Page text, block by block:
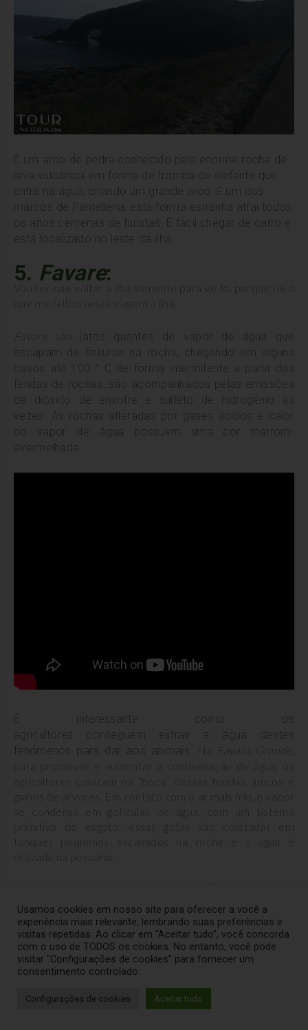
É um arco de pedra conhecido pela enorme rocha de
lava vulcânica em forma de tromba de elefante que
entra na água, criando um grande arco.
um dos
marcos de Pantelleria, esta forma estranha atrai todos
os anos centenas de turistas.
É fácil chegar de carro e
está localizado no leste da ilha.
5. Favare:
que me faltou nesta viagem à ilha.
jatos quentes de vapor de água que
escapam de fissuras na rocha, chegando em alguns
casos até 100 ° C de forma intermitente a partir das
fendas de rochas, são acompanhados pelas emissões
de dióxido de enxofre e sulfeto de hidrogênio às
vezes. As rochas alteradas por gases ácidos e calor
do vapor de água possuem uma cor marrom-
avermelhada.
É interessante como os
agricultores conseguem extrair a água destes
fenómenos para dar aos animais.
para promover e aumentar a condensação de água, os
agricultores colocam na “boca” dessas fendas, juncos e
galhos de árvores. Em contato com o ar mais frio, o vapor
se condensa em gotículas de água, com um sistema
primitivo de esgoto, essas gotas são coletadas em
tanques pequenos escavados na rocha e a agua é
pode descobrir pois estão marcadas no mapa que
entregam na chegada na cidade. Em muitos deles é
possível chegar somente com trekking.
6.Laghetto delle Ondine
Usamos cookies em nosso site para oferecer a você a
experiência mais relevante, lembrando suas preferências e
visitas repetidas. Ao clicar em “Aceitar tudo”, você concorda
com o uso de TODOS os cookies. No entanto, você pode
visitar "Configurações de cookies" para fornecer um
consentimento controlado.
Configurações de cookies Aceitar tudo